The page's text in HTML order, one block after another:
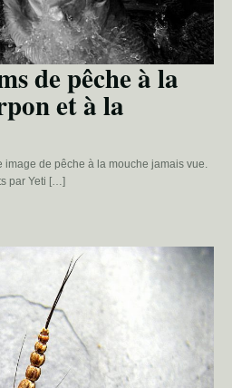
de pêche à la
et à la
image de pêche à la mouche jamais vue.
par Yeti […]